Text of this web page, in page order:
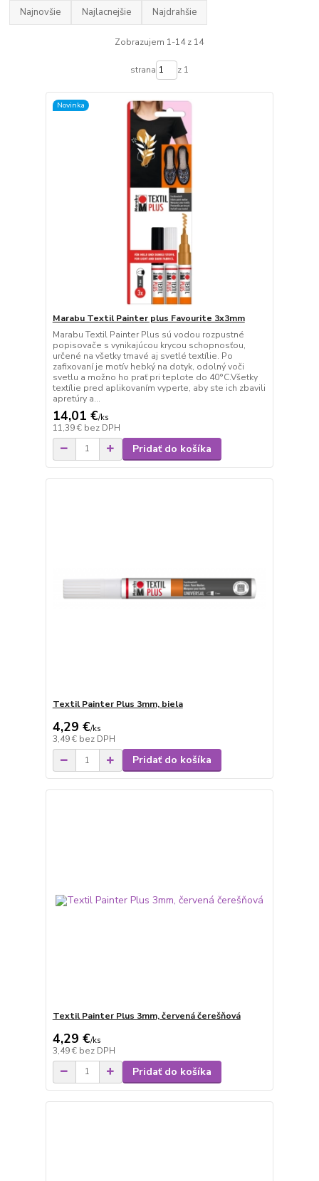
Najnovšie Najlacnejšie Najdrahšie
Zobrazujem 1-14 z 14
strana z 1
Novinka
Marabu Textil Painter plus Favourite 3x3mm
Marabu Textil Painter Plus sú vodou rozpustné
popisovače s vynikajúcou krycou schopnosťou,
určené na všetky tmavé aj svetlé textílie. Po
zafixovaní je motív hebký na dotyk, odolný voči
svetlu a možno ho prať pri teplote do 40°C.Všetky
textílie pred aplikovaním vyperte, aby ste ich zbavili
apretúry a...
14,01 €/ks
11,39 € bez DPH
Pridať do košíka
Textil Painter Plus 3mm, biela
4,29 €/ks
3,49 € bez DPH
Pridať do košíka
Textil Painter Plus 3mm, červená čerešňová
4,29 €/ks
3,49 € bez DPH
Pridať do košíka